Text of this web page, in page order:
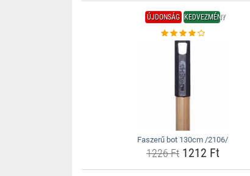
ÚJDONSÁG KEDVEZMÉNY
Faszerű bot 130cm /2106/
1226 Ft1212 Ft